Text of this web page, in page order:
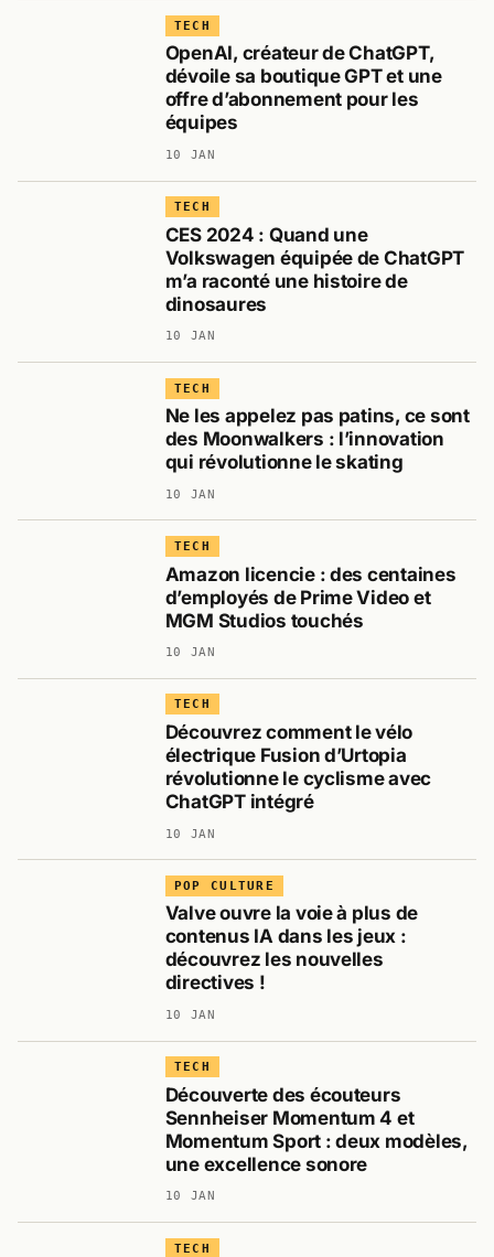
TECH
OpenAI, créateur de ChatGPT,
dévoile sa boutique GPT et une
offre d’abonnement pour les
équipes
10 JAN
TECH
CES 2024 : Quand une
Volkswagen équipée de ChatGPT
m’a raconté une histoire de
dinosaures
10 JAN
TECH
Ne les appelez pas patins, ce sont
des Moonwalkers : l’innovation
qui révolutionne le skating
10 JAN
TECH
Amazon licencie : des centaines
d’employés de Prime Video et
MGM Studios touchés
10 JAN
TECH
Découvrez comment le vélo
électrique Fusion d’Urtopia
révolutionne le cyclisme avec
ChatGPT intégré
10 JAN
POP CULTURE
Valve ouvre la voie à plus de
contenus IA dans les jeux :
découvrez les nouvelles
directives !
10 JAN
TECH
Découverte des écouteurs
Sennheiser Momentum 4 et
Momentum Sport : deux modèles,
une excellence sonore
10 JAN
TECH